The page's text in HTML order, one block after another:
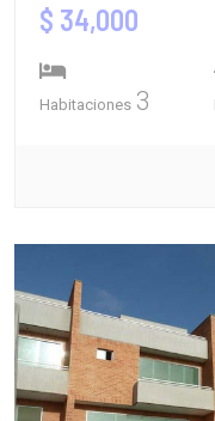
$ 34,000
Habitaciones 3